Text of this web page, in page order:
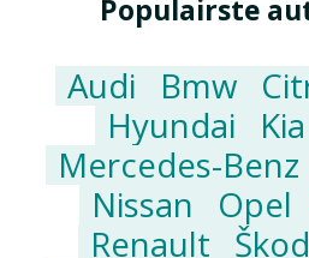
Populairste
Audi Bmw
Hyundai
Kia
Mercedes-Benz
Nissan
Opel
Renault